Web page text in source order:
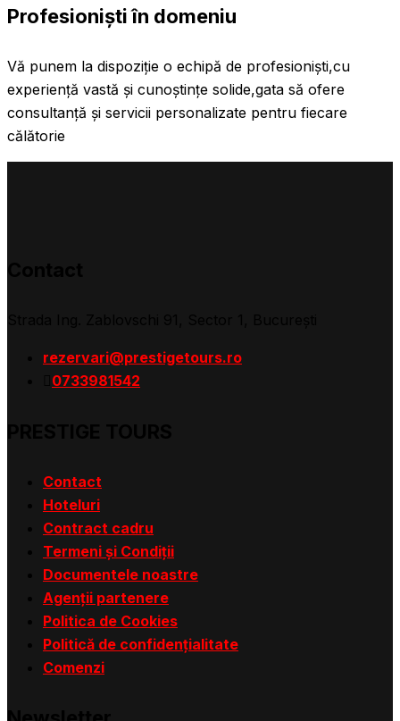
Profesioniști în domeniu
Vă punem la dispoziție o echipă de profesioniști,cu
experiență vastă și cunoștințe solide,gata să ofere
consultanță și servicii personalizate pentru fiecare
călătorie
rezervari@prestigetours.ro
0733981542
Contact
Hoteluri
Contract cadru
Termeni și Condiții
Documentele noastre
Agenții partenere
Politica de Cookies
Politică de confidențialitate
Comenzi